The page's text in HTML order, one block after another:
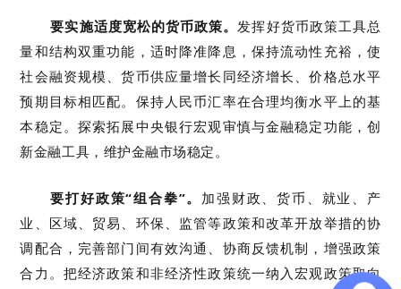
要实施适度宽松的货币政策。发挥好货币政策工具总
量和结构双重功能，适时降准降息，保持流动性充裕，使
社会融资规模、货币供应量增长同经济增长、价格总水平
预期目标相匹配。保持人民币汇率在合理均衡水平上的基
本稳定。探索拓展中央银行宏观审慎与金融稳定功能，创
新金融工具，维护金融市场稳定。
要打好政策“组合拳”。 加强财政、货币、就业、产
业、区域、贸易、环保、监管等政策和改革开放举措的协
调配合，完善部门间有效沟通、协商反馈机制，增强政策
合力。把经济政策和非经济性政策统一纳入宏观政策取向